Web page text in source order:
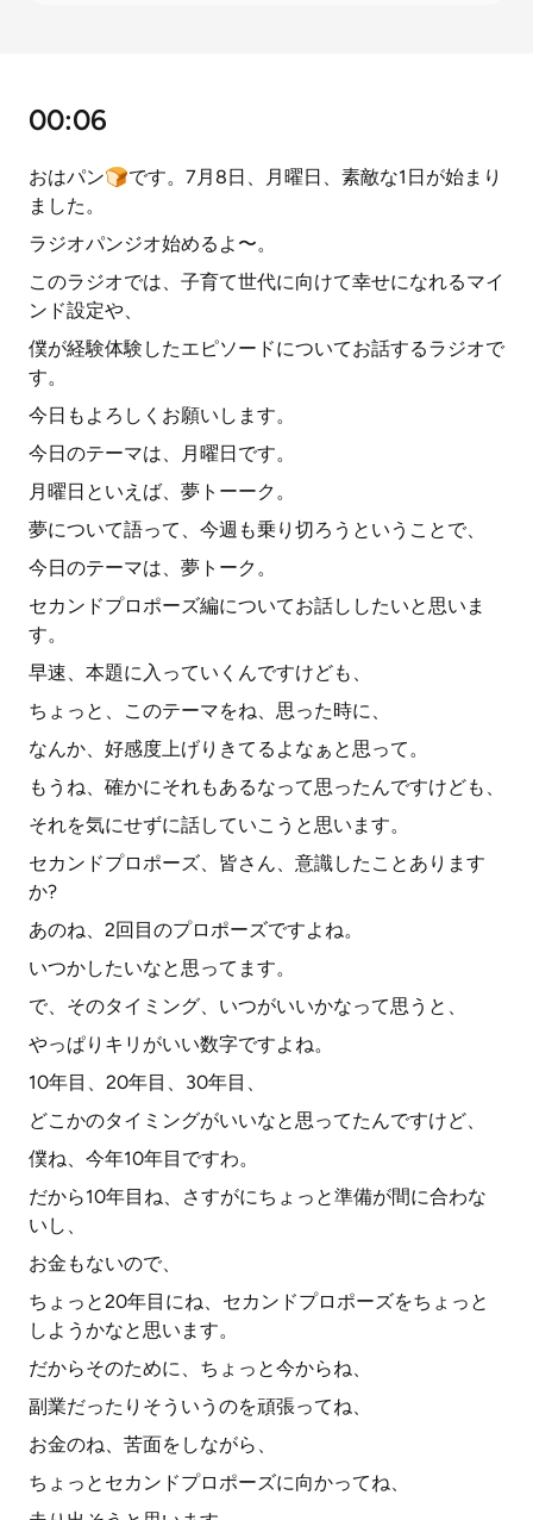
00:06
おはパン🍞です。7月8日、月曜日、素敵な1日が始まり
ました。
ラジオパンジオ始めるよ〜。
このラジオでは、子育て世代に向けて幸せになれるマイ
ンド設定や、
僕が経験体験したエピソードについてお話するラジオで
す。
今日もよろしくお願いします。
今日のテーマは、月曜日です。
月曜日といえば、夢トーーク。
夢について語って、今週も乗り切ろうということで、
今日のテーマは、夢トーク。
セカンドプロポーズ編についてお話ししたいと思いま
す。
早速、本題に入っていくんですけども、
ちょっと、このテーマをね、思った時に、
なんか、好感度上げりきてるよなぁと思って。
もうね、確かにそれもあるなって思ったんですけども、
それを気にせずに話していこうと思います。
セカンドプロポーズ、皆さん、意識したことあります
か?
あのね、2回目のプロポーズですよね。
いつかしたいなと思ってます。
で、そのタイミング、いつがいいかなって思うと、
やっぱりキリがいい数字ですよね。
10年目、20年目、30年目、
どこかのタイミングがいいなと思ってたんですけど、
僕ね、今年10年目ですわ。
だから10年目ね、さすがにちょっと準備が間に合わな
いし、
お金もないので、
ちょっと20年目にね、セカンドプロポーズをちょっと
しようかなと思います。
だからそのために、ちょっと今からね、
副業だったりそういうのを頑張ってね、
お金のね、苦面をしながら、
ちょっとセカンドプロポーズに向かってね、